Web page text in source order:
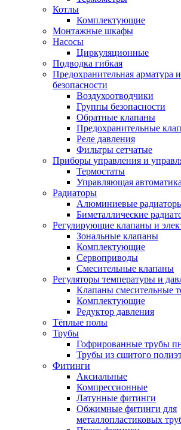
Котлы
Комплектующие
Монтажные шкафы
Насосы
Циркуляционные
Подводка гибкая
Предохранительная арматура
безопасности
Воздухоотводчики
Группы безопасности
Обратные клапаны
Предохранительные
Реле давления
Фильтры сетчатые
Приборы управления и
Термостаты
Управляющая автоматика
Радиаторы
Алюминиевые
Биметаллические
Регулирующие клапаны и
Зональные клапаны
Комплектующие
Сервоприводы
Смесительные клапаны
Регуляторы температуры и
Клапаны смесительные
Комплектующие
Редуктор давления
Тёплые полы
Трубы
Гофрированные трубы
Трубы из сшитого
Фитинги
Аксиальные
Компрессионные
Латунные фитинги
Обжимные фитинги для
металлопластиковых